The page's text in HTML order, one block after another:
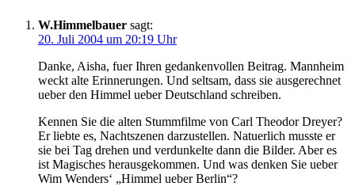
W.Himmelbauer sagt:
20. Juli 2004 um 20:19 Uhr
Danke, Aisha, fuer Ihren gedankenvollen Beitrag. Mannheim
weckt alte Erinnerungen. Und seltsam, dass sie ausgerechnet
ueber den Himmel ueber Deutschland schreiben.
Kennen Sie die alten Stummfilme von Carl Theodor Dreyer?
Er liebte es, Nachtszenen darzustellen. Natuerlich musste er
sie bei Tag drehen und verdunkelte dann die Bilder. Aber es
ist Magisches herausgekommen. Und was denken Sie ueber
Wim Wenders‘ „Himmel ueber Berlin“?